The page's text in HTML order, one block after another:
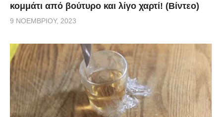
κομμάτι από βούτυρο και λίγο χαρτί! (Βίντεο)
9 ΝΟΕΜΒΡΊΟΥ, 2023